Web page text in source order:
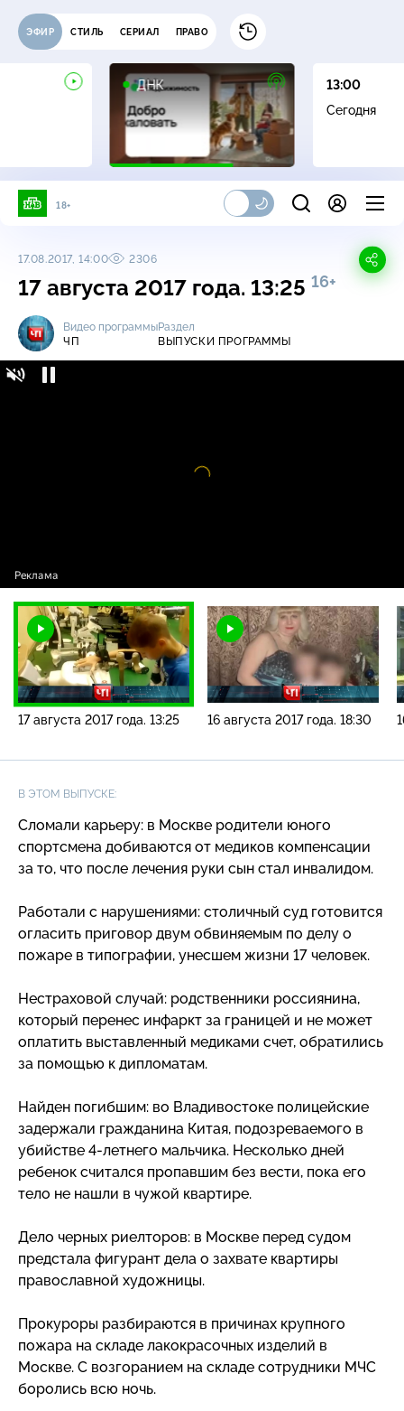
ЭФИР СТИЛЬ СЕРИАЛ ПРАВО
ДНК
16+
13:00
Сегодня
18+
17.08.2017, 14:00 2306
17 августа 2017 года. 13:25 16+
Видео программы
ЧП
Раздел
ВЫПУСКИ ПРОГРАММЫ
Видео
17 августа 2017 года. 13:25 16 августа 2017 года. 18:30
В ЭТОМ ВЫПУСКЕ:
Сломали карьеру: в Москве родители юного
спортсмена добиваются от медиков компенсации
за то, что после лечения руки сын стал инвалидом.
Работали с нарушениями: столичный суд готовится
огласить приговор двум обвиняемым по делу о
пожаре в типографии, унесшем жизни 17 человек.
Нестраховой случай: родственники россиянина,
который перенес инфаркт за границей и не может
оплатить выставленный медиками счет, обратились
за помощью к дипломатам.
Найден погибшим: во Владивостоке полицейские
задержали гражданина Китая, подозреваемого в
убийстве 4-летнего мальчика. Несколько дней
ребенок считался пропавшим без вести, пока его
тело не нашли в чужой квартире.
Дело черных риелторов: в Москве перед судом
предстала фигурант дела о захвате квартиры
православной художницы.
Прокуроры разбираются в причинах крупного
пожара на складе лакокрасочных изделий в
Москве. С возгоранием на складе сотрудники МЧС
боролись всю ночь.